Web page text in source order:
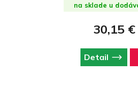
na sklade u
30,15 €
Detail